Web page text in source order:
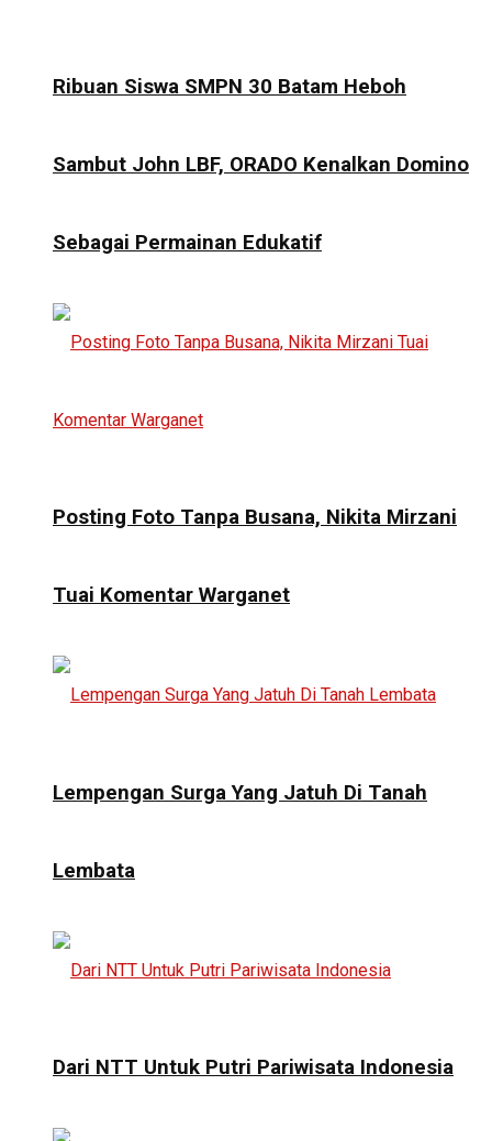
Ribuan Siswa SMPN 30 Batam Heboh
Sambut John LBF, ORADO Kenalkan Domino
Sebagai Permainan Edukatif
Posting Foto Tanpa Busana, Nikita Mirzani
Tuai Komentar Warganet
Lempengan Surga Yang Jatuh Di Tanah
Lembata
Dari NTT Untuk Putri Pariwisata Indonesia